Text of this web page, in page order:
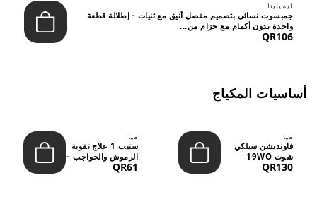
ايميليتا
جمبسوت نسائي بتصميم مفصل أنيق مع ثنيات - إطلالة قطعة
واحدة بدون أكمام مع حزام من...
QR106
أساسيات المكياج
ميا
فاونديشن سيلكي
شوت 19WO
ميديوم دارك بدرجة
QR130
ميا
ستيب 1 علاج تقوية
الرموش والحواجب –
12 مل
QR61